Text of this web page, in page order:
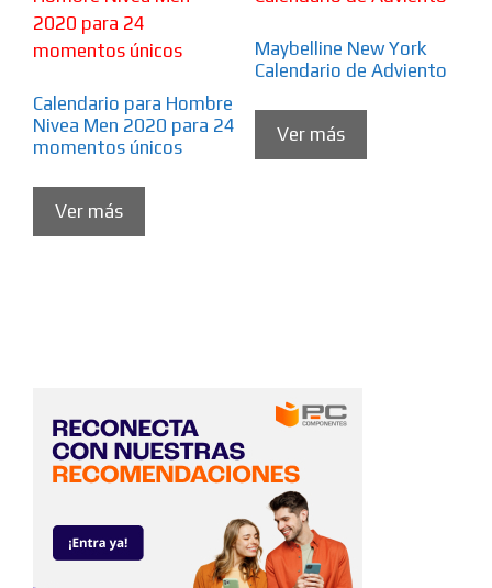
Calendario para Hombre
Nivea Men 2020 para 24
momentos únicos
Ver más
Maybelline New York
Calendario de Adviento
Ver más